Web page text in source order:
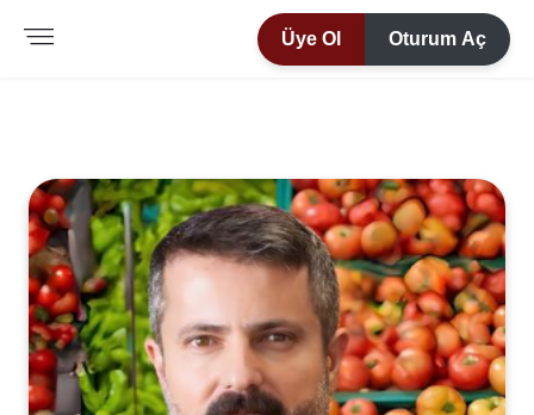
Üye Ol Oturum Aç